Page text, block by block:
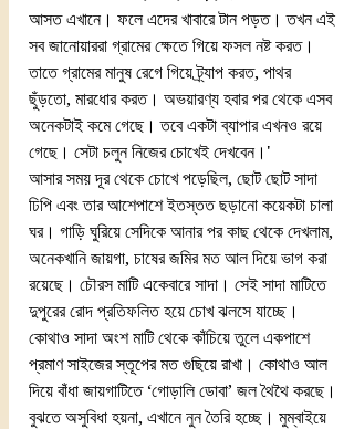
আসত এখানে। ফলে এদের খাবারে টান পড়ত। তখন এই
সব জানোয়াররা গ্রামের ক্ষেতে গিয়ে ফসল নষ্ট করত।
তাতে গ্রামের মানুষ রেগে গিয়ে ট্র্যাপ করত, পাথর
ছুঁড়তো, মারধোর করত। অভয়ারণ্য হবার পর থেকে এসব
অনেকটাই কমে গেছে। তবে একটা ব্যাপার এখনও রয়ে
গেছে। সেটা চলুন নিজের চোখেই দেখবেন।'
আসার সময় দূর থেকে চোখে পড়েছিল, ছোট ছোট সাদা
ঢিপি এবং তার আশেপাশে ইতস্তত ছড়ানো কয়েকটা চালা
ঘর। গাড়ি ঘুরিয়ে সেদিকে আনার পর কাছ থেকে দেখলাম,
অনেকখানি জায়গা, চাষের জমির মত আল দিয়ে ভাগ করা
রয়েছে। চৌরস মাটি একেবারে সাদা। সেই সাদা মাটিতে
দুপুরের রোদ প্রতিফলিত হয়ে চোখ ঝলসে যাচ্ছে।
কোথাও সাদা অংশ মাটি থেকে কাঁচিয়ে তুলে একপাশে
প্রমাণ সাইজের স্তূপের মত গুছিয়ে রাখা। কোথাও আল
দিয়ে বাঁধা জায়গাটিতে ‘গোড়ালি ডোবা’ জল থৈথৈ করছে।
বুঝতে অসুবিধা হয়না, এখানে নুন তৈরি হচ্ছে। মুম্বাইয়ে